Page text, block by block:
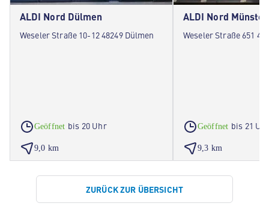
ALDI Nord Dülmen
Weseler Straße 10-12 48249 Dülmen
Geöffnet bis 20 Uhr
9,0 km
ALDI Nord Münster
Weseler Straße 651
Geöffnet bis 21
9,3 km
ZURÜCK ZUR ÜBERSICHT